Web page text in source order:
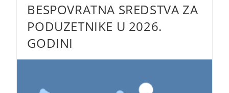
2026.
GODINI
BESPOVRATNA SREDSTVA ZA
PODUZETNIKE U 2026.
GODINI